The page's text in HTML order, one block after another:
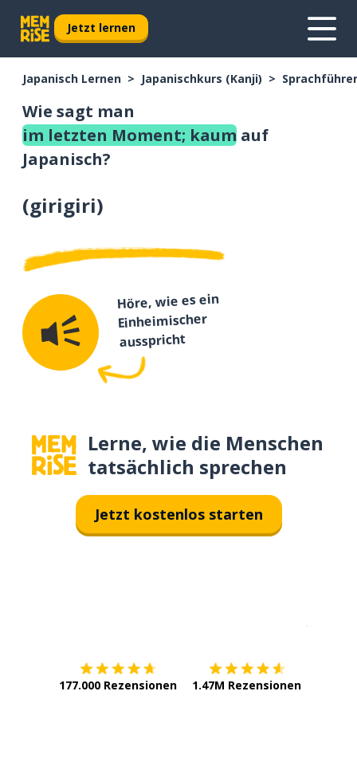
Jetzt lernen
Japanisch Lernen Japanischkurs (Kanji)
Wie sagt man
im letzten Moment; kaum auf
Japanisch?
(girigiri)
Höre, wie es ein
Einheimischer
ausspricht
Lerne, wie die Menschen
tatsächlich sprechen
Jetzt kostenlos starten
177.000 Rezensionen 1.47M Rezensionen